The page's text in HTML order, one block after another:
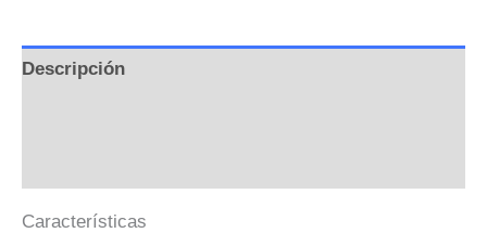
Descripción
Características